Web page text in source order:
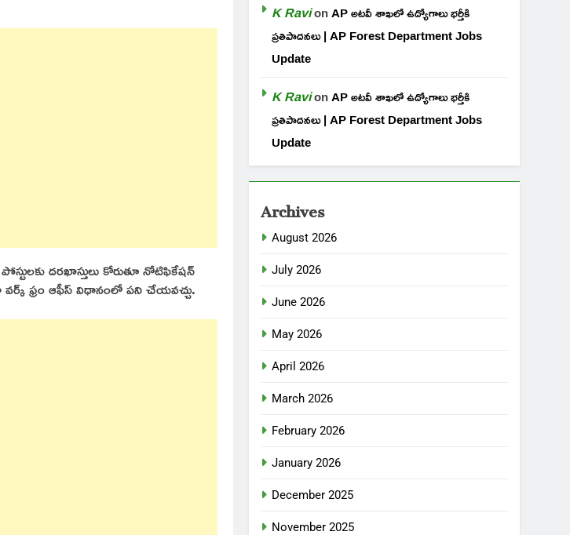
పోస్టులకు దరఖాస్తులు కోరుతూ నోటిఫికేషన్
ఫ్రం ఆఫీస్ విధానంలో పని చేయవచ్చు.
K RavionAP అటవీ శాఖలో ఉద్యోగాలు భర్తీకి
ప్రతిపాదనలు | AP Forest Department Jobs
Update
K RavionAP అటవీ శాఖలో ఉద్యోగాలు భర్తీకి
ప్రతిపాదనలు | AP Forest Department Jobs
Update
Archives
August 2026
July 2026
June 2026
May 2026
April 2026
March 2026
February 2026
January 2026
December 2025
November 2025